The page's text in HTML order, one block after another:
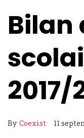
Bilan
2017/
By Coexist 11